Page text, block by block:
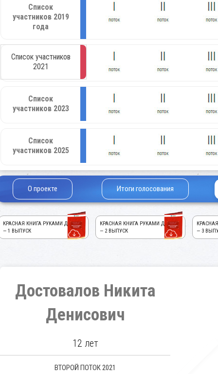
Список
участников 2019
года
Список участников
2021
Список
участников 2023
Список
участников 2025
О проекте Итоги голосования
КРАСНАЯ КНИГА РУКАМИ ДЕТЕЙ!
— 1 ВЫПУСК
КРАСНАЯ КНИГА РУКАМИ ДЕТЕЙ!
— 2 ВЫПУСК
— 3
Достовалов Никита
Денисович
12 лет
ВТОРОЙ ПОТОК 2021